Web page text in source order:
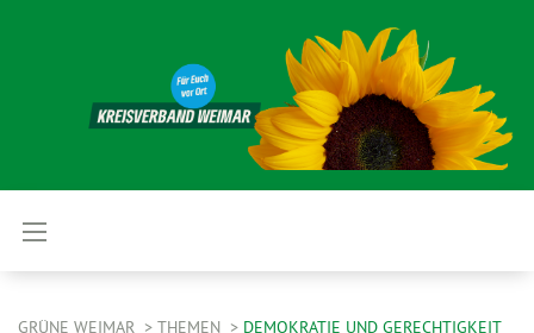
GRÜNE WEIMAR THEMEN DEMOKRATIE UND GERECHTIGKEIT